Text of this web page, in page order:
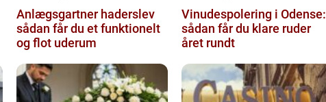
Anlægsgartner haderslev
sådan får du et funktionelt
og flot uderum
Vinudespolering i Odense:
sådan får du klare ruder
året rundt